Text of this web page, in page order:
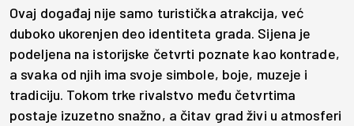
Ovaj događaj nije samo turistička atrakcija, već
duboko ukorenjen deo identiteta grada. Sijena je
podeljena na istorijske četvrti poznate kao kontrade,
a svaka od njih ima svoje simbole, boje, muzeje i
tradiciju. Tokom trke rivalstvo među četvrtima
postaje izuzetno snažno, a čitav grad živi u atmosferi